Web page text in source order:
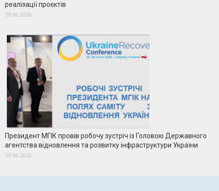
реалізації проєктів
29.06.2026
Президент МГІК провів робочу зустріч із Головою Державного
агентства відновлення та розвитку інфраструктури України
29.06.2026